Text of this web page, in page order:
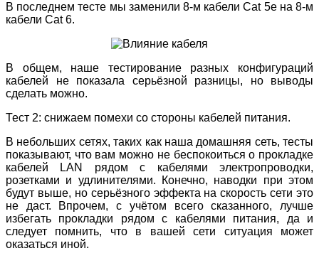
В последнем тесте мы заменили 8-м кабели Cat 5e на 8-м
кабели Cat 6.
В общем, наше тестирование разных конфигураций
кабелей не показала серьёзной разницы, но выводы
сделать можно.
Тест 2: снижаем помехи со стороны кабелей питания.
В небольших сетях, таких как наша домашняя сеть, тесты
показывают, что вам можно не беспокоиться о прокладке
кабелей LAN рядом с кабелями электропроводки,
розетками и удлинителями. Конечно, наводки при этом
будут выше, но серьёзного эффекта на скорость сети это
не даст. Впрочем, с учётом всего сказанного, лучше
избегать прокладки рядом с кабелями питания, да и
следует помнить, что в вашей сети ситуация может
оказаться иной.